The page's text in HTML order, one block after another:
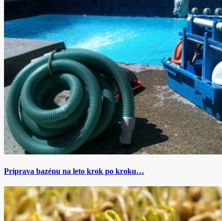
Príprava bazénu na leto krok po kroku…